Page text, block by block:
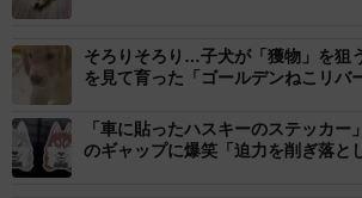
そろりそろり…子犬が「獲物」を
を見て育った「ゴールデンねこリバ
「車に貼ったハスキーのステッカー
のギャップに爆笑「迫力を削ぎ落と